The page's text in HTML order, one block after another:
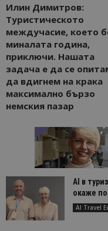
Илин Димитров:
Туристическото
междучасие, което
миналата година,
приключи. Нашата
задача е да се
да вдигнем на крака
максимално бързо
немския пазар
AI в
окаже
AI Travel